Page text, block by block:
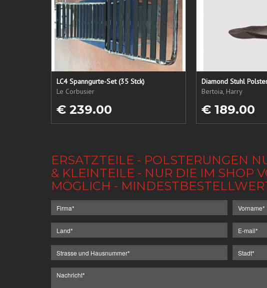
LC4 Spanngurte-Set (35 Stck)
Le Corbusier
€ 239.00
Diamond Stuhl
Bertoia, Harry
€ 189.00
ERSATZTEILE - POLSTERUNGEN
& KLEINTEILE - NUR DIE IM SHOP
MÖGLICH -